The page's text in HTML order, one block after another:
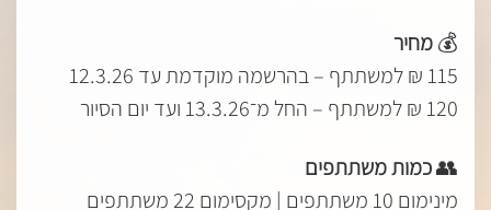
💰מחיר
115 ₪ למשתתף – בהרשמה מוקדמת עד 12.3.26
120 ₪ למשתתף – החל מ־13.3.26 ועד יום הסיור
👥כמות משתתפים
מינימום 10 משתתפים | מקסימום 22 משתתפים